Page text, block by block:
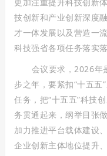
技创新和产业创新深度
才一体发展以及营造一
科技强省各项任务落实落
会议要求，2026年
步之年，要紧扣“十五五
任务，把“十五五”科技
务贯通起来，纲举目张
加力推进平台载体建设
企业创新主体地位提升